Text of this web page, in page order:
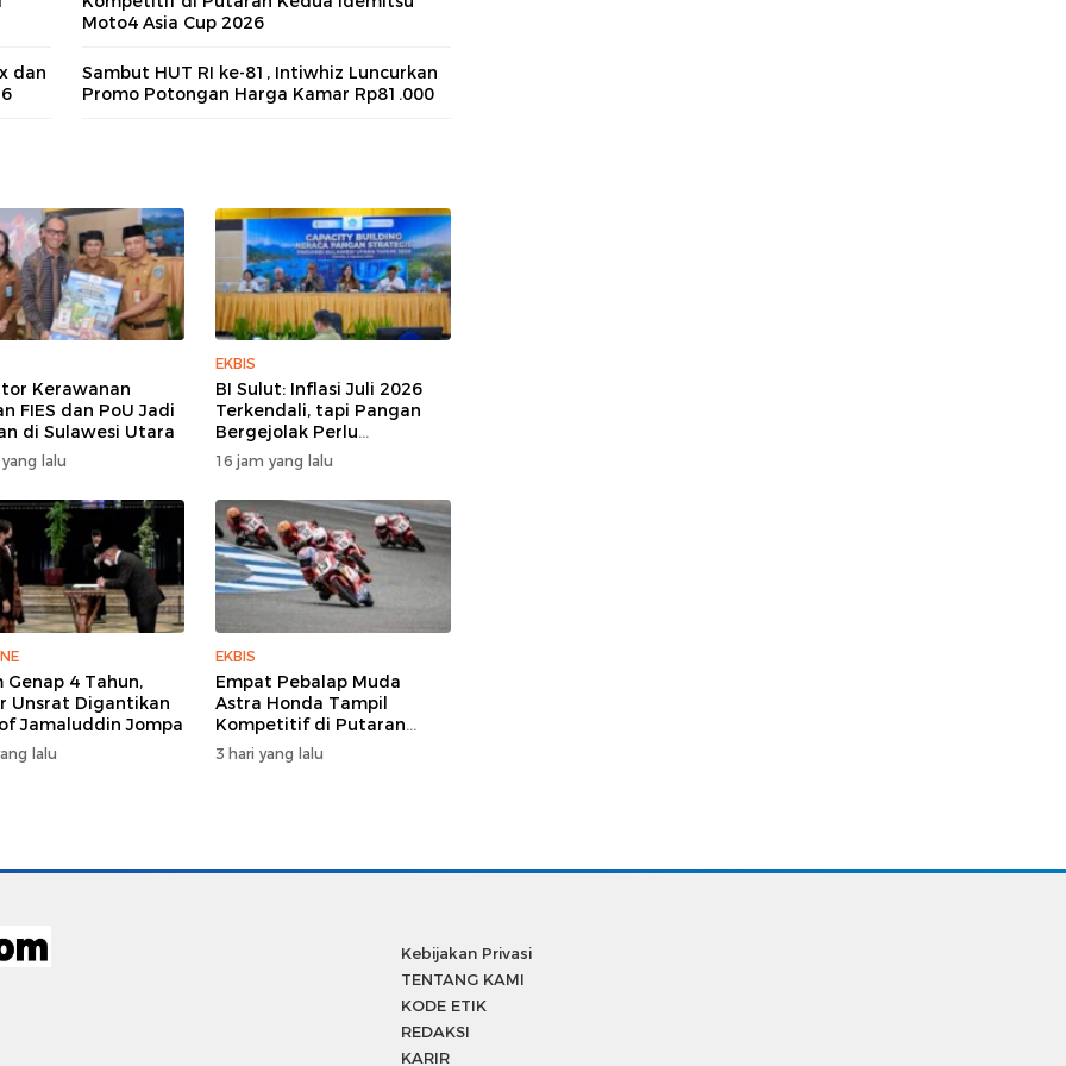
Moto4 Asia Cup 2026
dan
Sambut HUT RI ke-81, Intiwhiz Luncurkan
Promo Potongan Harga Kamar Rp81.000
Kerawanan
FIES dan PoU Jadi
di Sulawesi Utara
lalu
EKBIS
BI Sulut: Inflasi Juli 2026
Terkendali, tapi Pangan
Bergejolak Perlu
Diwaspadai
16 jam yang lalu
Genap 4 Tahun,
Unsrat Digantikan
Jamaluddin Jompa
lalu
EKBIS
Empat Pebalap Muda
Astra Honda Tampil
Kompetitif di Putaran
Kedua Idemitsu Moto4
Asia Cup 2026
3 hari yang lalu
Kebijakan Privasi
TENTANG KAMI
KODE ETIK
REDAKSI
KARIR